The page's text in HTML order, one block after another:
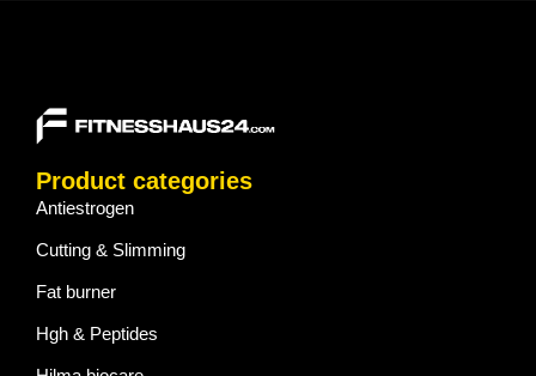
Product categories
Antiestrogen
Cutting & Slimming
Fat burner
Hgh & Peptides